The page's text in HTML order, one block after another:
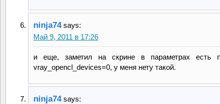
ninja74 says:
Май 9, 2011 в 17:26
и еще, заметил на скрине в параметрах есть
vray_opencl_devices=0, у меня нету такой.
ninja74 says: